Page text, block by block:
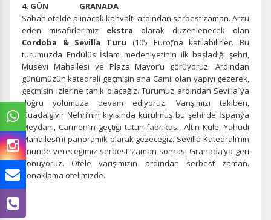
4. GÜN GRANADA
Sabah otelde alınacak kahvaltı ardından serbest zaman. Arzu
eden misafirlerimiz ekstra olarak düzenlenecek olan
Cordoba & Sevilla Turu (105 Euro)’na katılabilirler. Bu
turumuzda Endülüs İslam medeniyetinin ilk başladığı şehri,
Musevi Mahallesi ve Plaza Mayor’u görüyoruz. Ardından
günümüzün katedrali geçmişin ana Camii olan yapıyı gezerek,
geçmişin izlerine tanık olacağız. Turumuz ardından Sevilla`ya
doğru yolumuza devam ediyoruz. Varışımızı takiben,
Guadalgivir Nehri’nin kıyısında kurulmuş bu şehirde İspanya
Meydanı, Carmen’in geçtiği tütün fabrikası, Altın Kule, Yahudi
Mahallesi’ni panoramik olarak gezeceğiz. Sevilla Katedrali’nin
önünde vereceğimiz serbest zaman sonrası Granada’ya geri
dönüyoruz. Otele varışımızın ardından serbest zaman.
Konaklama otelimizde.